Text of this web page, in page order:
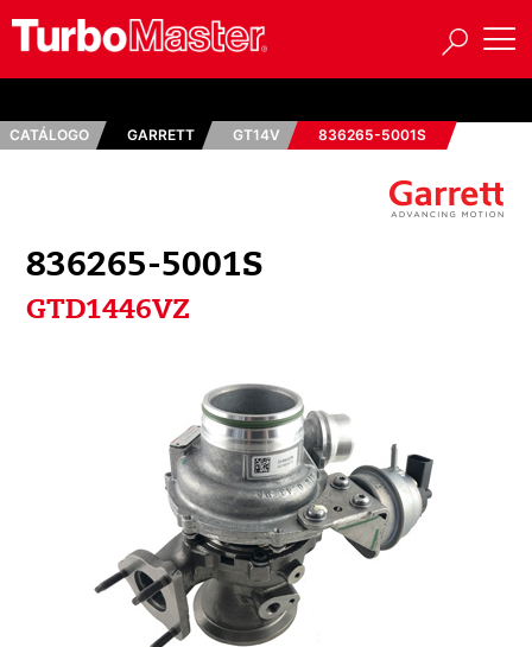
CATÁLOGO GARRETT GT14V 836265-5001S
836265-5001S
GTD1446VZ